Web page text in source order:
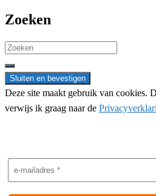
Zoeken
Search
for:
Deze site maakt gebruik van cookies.
verwijs ik graag naar de